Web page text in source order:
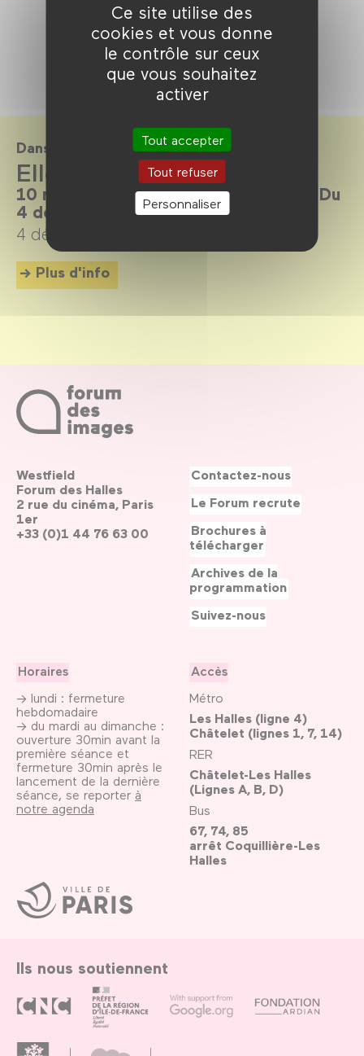
Ce site utilise des
cookies et vous donne
le contrôle sur ceux
que vous souhaitez
activer
Tout accepter
Tout refuser
Personnaliser
Dans le cadre de
Elles sont là pour rester
10 réalisatrices aujourd’hui en France. Du
4 décembre 2024 au 6 avril 2025.
4 décembre 2024 →
Plus d'info
Ville
de
Paris
Westfield
Forum des Halles
2 rue du cinéma, Paris
1er
+33 (0)1 44 76 63 00
Horaires
→ lundi : fermeture
hebdomadaire
→ du mardi au dimanche :
ouverture 30min avant la
première séance et
fermeture 30min après le
lancement de la dernière
séance, se reporter à
notre agenda
Accès
Métro
Les Halles (ligne 4)
Châtelet (lignes 1, 7, 14)
RER
Châtelet-Les Halles
(Lignes A, B, D)
Bus
67, 74, 85
arrêt Coquillière-Les
Halles
Contactez-nous
Le Forum recrute
Brochures à
télécharger
Archives de la
programmation
Suivez-nous
Ils nous soutiennent